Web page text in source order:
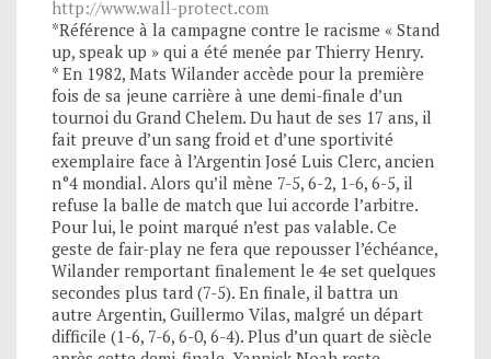
http://www.wall-protect.com
*Référence à la campagne contre le racisme « Stand
up, speak up » qui a été menée par Thierry Henry.
* En 1982, Mats Wilander accède pour la première
fois de sa jeune carrière à une demi-finale d’un
tournoi du Grand Chelem. Du haut de ses 17 ans, il
fait preuve d’un sang froid et d’une sportivité
exemplaire face à l’Argentin José Luis Clerc, ancien
n°4 mondial. Alors qu’il mène 7-5, 6-2, 1-6, 6-5, il
refuse la balle de match que lui accorde l’arbitre.
Pour lui, le point marqué n’est pas valable. Ce
geste de fair-play ne fera que repousser l’échéance,
Wilander remportant finalement le 4e set quelques
secondes plus tard (7-5). En finale, il battra un
autre Argentin, Guillermo Vilas, malgré un départ
difficile (1-6, 7-6, 6-0, 6-4). Plus d’un quart de siècle